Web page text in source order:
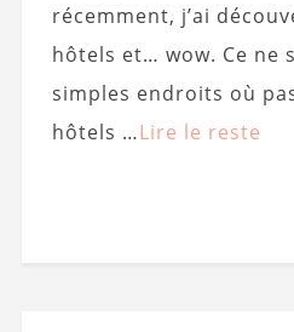
récemment, j’ai
hôtels et… wow. Ce ne
simples endroits où
hôtels …Lire le reste